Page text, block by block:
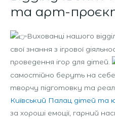
та арт-
Вихованці нашого
свої знання з ігрової
проведення ігор для дітей.
самостійно беруть на себе
творчу підготовку та
Київський Палац дітей та
за хороші емоції, гарний